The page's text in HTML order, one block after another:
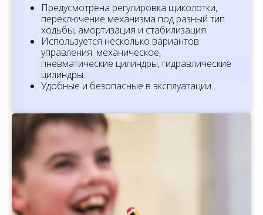
Предусмотрена регулировка щиколотки,
переключение механизма под разный тип
ходьбы, амортизация и стабилизация.
Используется несколько вариантов
управления: механическое,
пневматические цилиндры, гидравлические
цилиндры.
Удобные и безопасные в эксплуатации.